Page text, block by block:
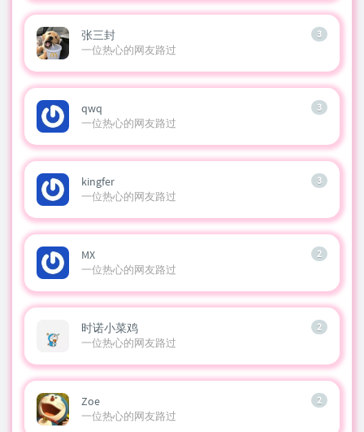
3
张三封
一位热心的网友路过
3
qwq
一位热心的网友路过
3
kingfer
一位热心的网友路过
2
MX
一位热心的网友路过
2
时诺小菜鸡
一位热心的网友路过
2
Zoe
一位热心的网友路过